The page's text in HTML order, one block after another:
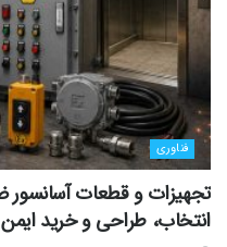
فناوری
انتخاب، طراحی و خرید ایمن